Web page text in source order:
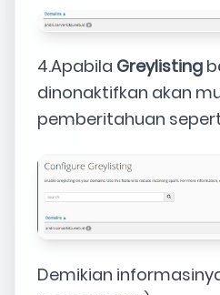
4.Apabila Greylisting
dinonaktifkan akan
pemberitahuan
Demikian